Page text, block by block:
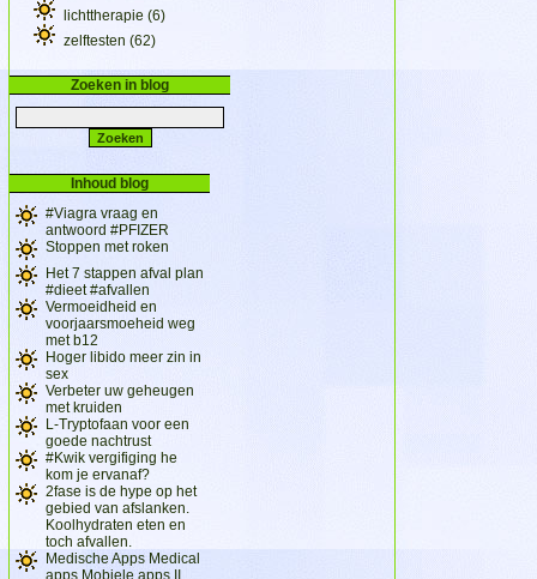
lichttherapie (6)
zelftesten (62)
Zoeken in blog
Inhoud blog
#Viagra vraag en
antwoord #PFIZER
Stoppen met roken
Het 7 stappen afval plan
#dieet #afvallen
Vermoeidheid en
voorjaarsmoeheid weg
met b12
Hoger libido meer zin in
sex
Verbeter uw geheugen
met kruiden
L-Tryptofaan voor een
goede nachtrust
#Kwik vergifiging he
kom je ervanaf?
2fase is de hype op het
gebied van afslanken.
Koolhydraten eten en
toch afvallen.
Medische Apps Medical
apps Mobiele apps II